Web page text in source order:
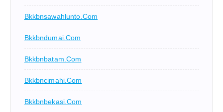
Bkkbnsawahlunto.com
Bkkbndumai.com
Bkkbnbatam.com
Bkkbncimahi.com
Bkkbnbekasi.com